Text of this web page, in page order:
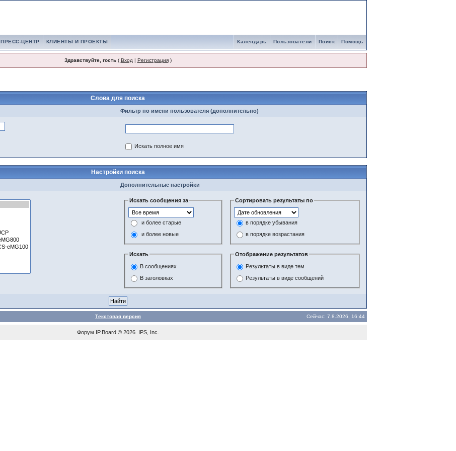
Помощь
Поиск
Пользователи
Календарь
ПРЕСС-ЦЕНТР КЛИЕНТЫ И ПРОЕКТЫ
Здравствуйте, гость( Вход | Регистрация)
Слова для поиска
Фильтр по имени пользователя (дополнительно)
Искать полное имя
Настройки поиска
Дополнительные настройки
Искать сообщения за
и более старые
и более новые
Сортировать результаты по
в порядке убывания
в порядке возрастания
Искать
В сообщениях
В заголовках
Отображение результатов
Результаты в виде тем
Результаты в виде сообщений
Текстовая версия Сейчас: 7.8.2026, 16:44
Форум IP.Board© 2026 IPS, Inc